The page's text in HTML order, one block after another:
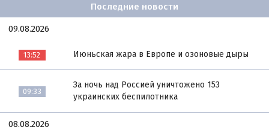
Последние новости
09.08.2026
13:52 Июньская жара в Европе и озоновые дыры
09:33
За ночь над Россией уничтожено 153
украинских беспилотника
08.08.2026